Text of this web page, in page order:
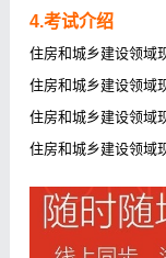
4.考试介绍
住房和城乡建设领域
住房和城乡建设领域
住房和城乡建设领域
住房和城乡建设领域